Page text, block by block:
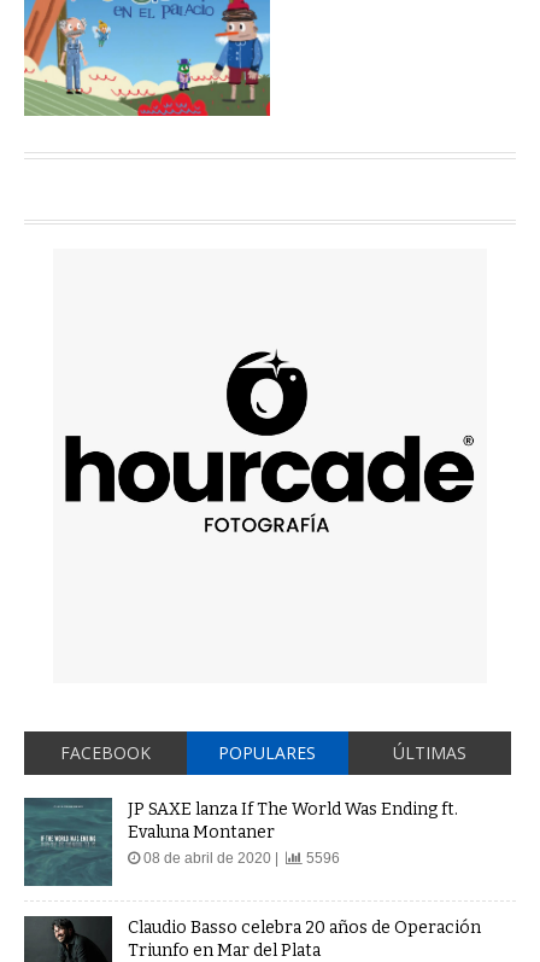
FACEBOOK POPULARES ÚLTIMAS
JP SAXE lanza If The World Was Ending ft.
Evaluna Montaner
08 de abril de 2020 | 5596
Claudio Basso celebra 20 años de Operación
Triunfo en Mar del Plata